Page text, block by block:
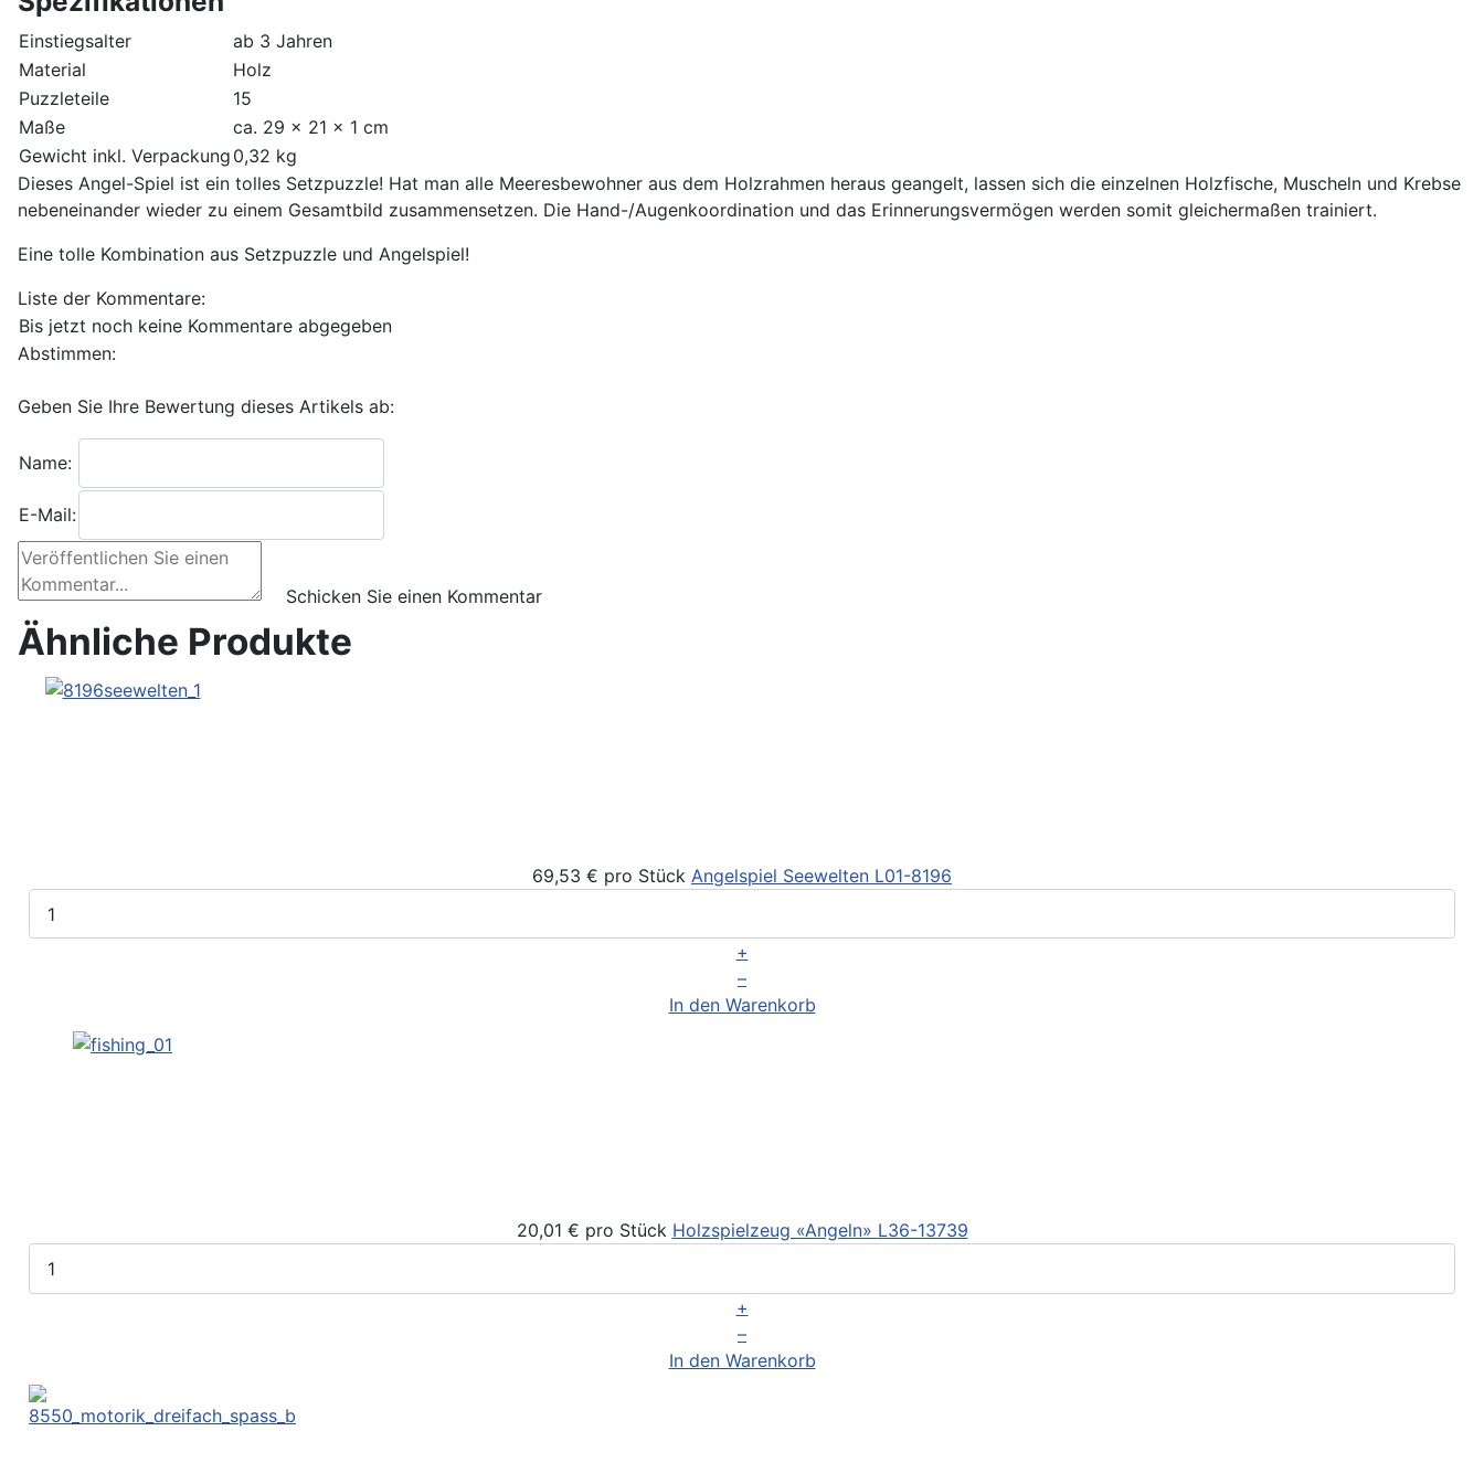
Einstiegsalter
ab 3 Jahren
Material
Holz
Puzzleteile
15
Maße
ca. 29 x 21 x 1 cm
Gewicht inkl. Verpackung 0,32 kg
Dieses Angel-Spiel ist ein tolles Setzpuzzle! Hat man alle Meeresbewohner aus dem Holzrahmen heraus geangelt, lassen sich die einzelnen Holzfische, Muscheln und Krebse
nebeneinander wieder zu einem Gesamtbild zusammensetzen. Die Hand-/Augenkoordination und das Erinnerungsvermögen werden somit gleichermaßen trainiert.
Eine tolle Kombination aus Setzpuzzle und Angelspiel!
Liste der Kommentare:
Bis jetzt noch keine Kommentare abgegeben
Abstimmen:
Geben Sie Ihre Bewertung dieses Artikels ab:
Name:
E-Mail:
Ähnliche Produkte
69,53 € pro Stück Angelspiel Seewelten L01-8196
+
–
In den Warenkorb
20,01 € pro Stück Holzspielzeug «Angeln» L36-13739
+
–
In den Warenkorb